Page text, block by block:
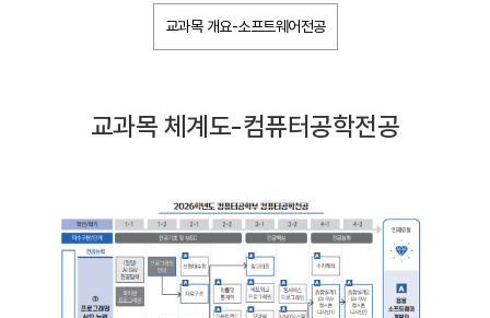
교과목 개요-소프트웨어전공
교과목 체계도-컴퓨터공학전공